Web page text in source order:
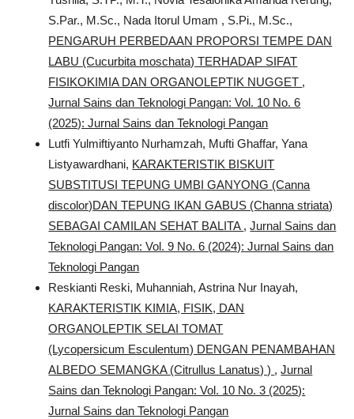
S.Par., M.Sc., Nada Itorul Umam , S.Pi., M.Sc.,
PENGARUH PERBEDAAN PROPORSI TEMPE DAN
LABU (Cucurbita moschata) TERHADAP SIFAT
FISIKOKIMIA DAN ORGANOLEPTIK NUGGET ,
Jurnal Sains dan Teknologi Pangan: Vol. 10 No. 6
(2025): Jurnal Sains dan Teknologi Pangan
Lutfi Yulmiftiyanto Nurhamzah, Mufti Ghaffar, Yana
Listyawardhani, KARAKTERISTIK BISKUIT
SUBSTITUSI TEPUNG UMBI GANYONG (Canna
discolor)DAN TEPUNG IKAN GABUS (Channa striata)
SEBAGAI CAMILAN SEHAT BALITA ,Jurnal Sains dan
Teknologi Pangan: Vol. 9 No. 6 (2024): Jurnal Sains dan
Teknologi Pangan
Reskianti Reski, Muhanniah, Astrina Nur Inayah,
KARAKTERISTIK KIMIA, FISIK, DAN
ORGANOLEPTIK SELAI TOMAT
(Lycopersicum Esculentum) DENGAN PENAMBAHAN
ALBEDO SEMANGKA (Citrullus Lanatus) ) ,Jurnal
Sains dan Teknologi Pangan: Vol. 10 No. 3 (2025):
Jurnal Sains dan Teknologi Pangan